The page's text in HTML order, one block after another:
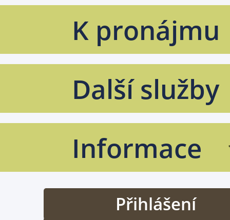
K pronájmu
Další služby
Informace
Přihlášení